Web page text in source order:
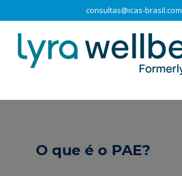
consultas@icas-brasil.com
O que é o PAE?